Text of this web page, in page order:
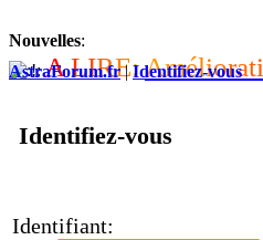
Nouvelles:
A LIRE:Améliorati
AstraForum.fr|Identifiez-vous
Identifiez-vous
Identifiant: